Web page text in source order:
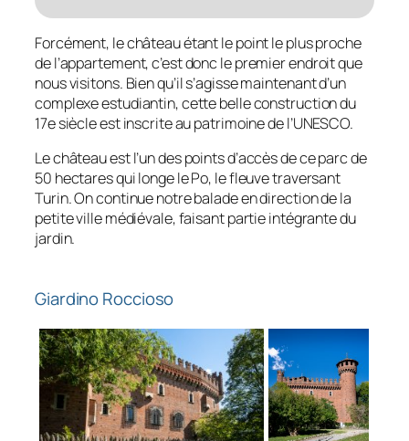
Forcément, le château étant le point le plus proche
de l’appartement, c’est donc le premier endroit que
nous visitons. Bien qu’il s’agisse maintenant d’un
complexe estudiantin, cette belle construction du
17e siècle est inscrite au patrimoine de l’UNESCO.
Le château est l’un des points d’accès de ce parc de
50 hectares qui longe le Po, le fleuve traversant
Turin. On continue notre balade en direction de la
petite ville médiévale, faisant partie intégrante du
jardin.
Giardino Roccioso